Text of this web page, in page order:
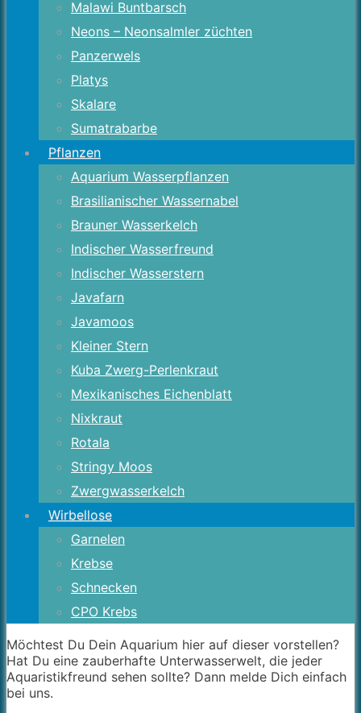
Malawi Buntbarsch
Neons – Neonsalmler züchten
Panzerwels
Platys
Skalare
Sumatrabarbe
Pflanzen
Aquarium Wasserpflanzen
Brasilianischer Wassernabel
Brauner Wasserkelch
Indischer Wasserfreund
Indischer Wasserstern
Javafarn
Javamoos
Kleiner Stern
Kuba Zwerg-Perlenkraut
Mexikanisches Eichenblatt
Nixkraut
Rotala
Stringy Moos
Zwergwasserkelch
Wirbellose
Garnelen
Krebse
Schnecken
CPO Krebs
Möchtest Du Dein Aquarium hier auf dieser vorstellen?
Hat Du eine zauberhafte Unterwasserwelt, die jeder
Aquaristikfreund sehen sollte? Dann melde Dich einfach
bei uns.